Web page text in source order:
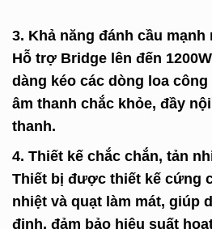
3. Khả năng đánh cầu mạnh
Hỗ trợ Bridge lên đến 1200W
dàng kéo các dòng loa
âm thanh chắc khỏe, đầy
thanh.
4. Thiết kế chắc chắn, tản
Thiết bị được thiết kế cứng
nhiệt và quạt làm mát, giúp
định, đảm bảo hiệu suất